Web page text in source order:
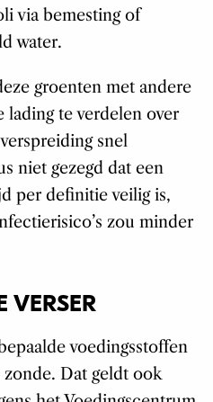
via bemesting of
water.
groenten met andere
lading te verdelen over
snel
niet gezegd dat een
per definitie veilig is,
zou minder
VERSER
voedingsstoffen
zonde. Dat geldt ook